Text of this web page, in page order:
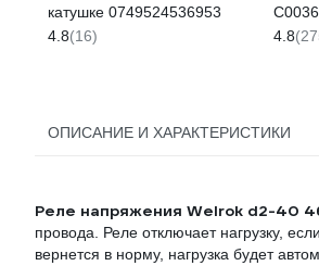
катушке 0749524536953
4.8(16)
4.8
ОПИСАНИЕ И ХАРАКТЕРИСТИКИ
Реле напряжения Welrok d2-40
провода. Реле отключает нагрузку,
вернется в норму, нагрузка будет